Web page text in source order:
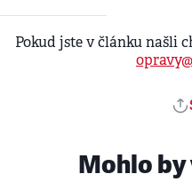
Pokud jste v článku našli
Mohlo by